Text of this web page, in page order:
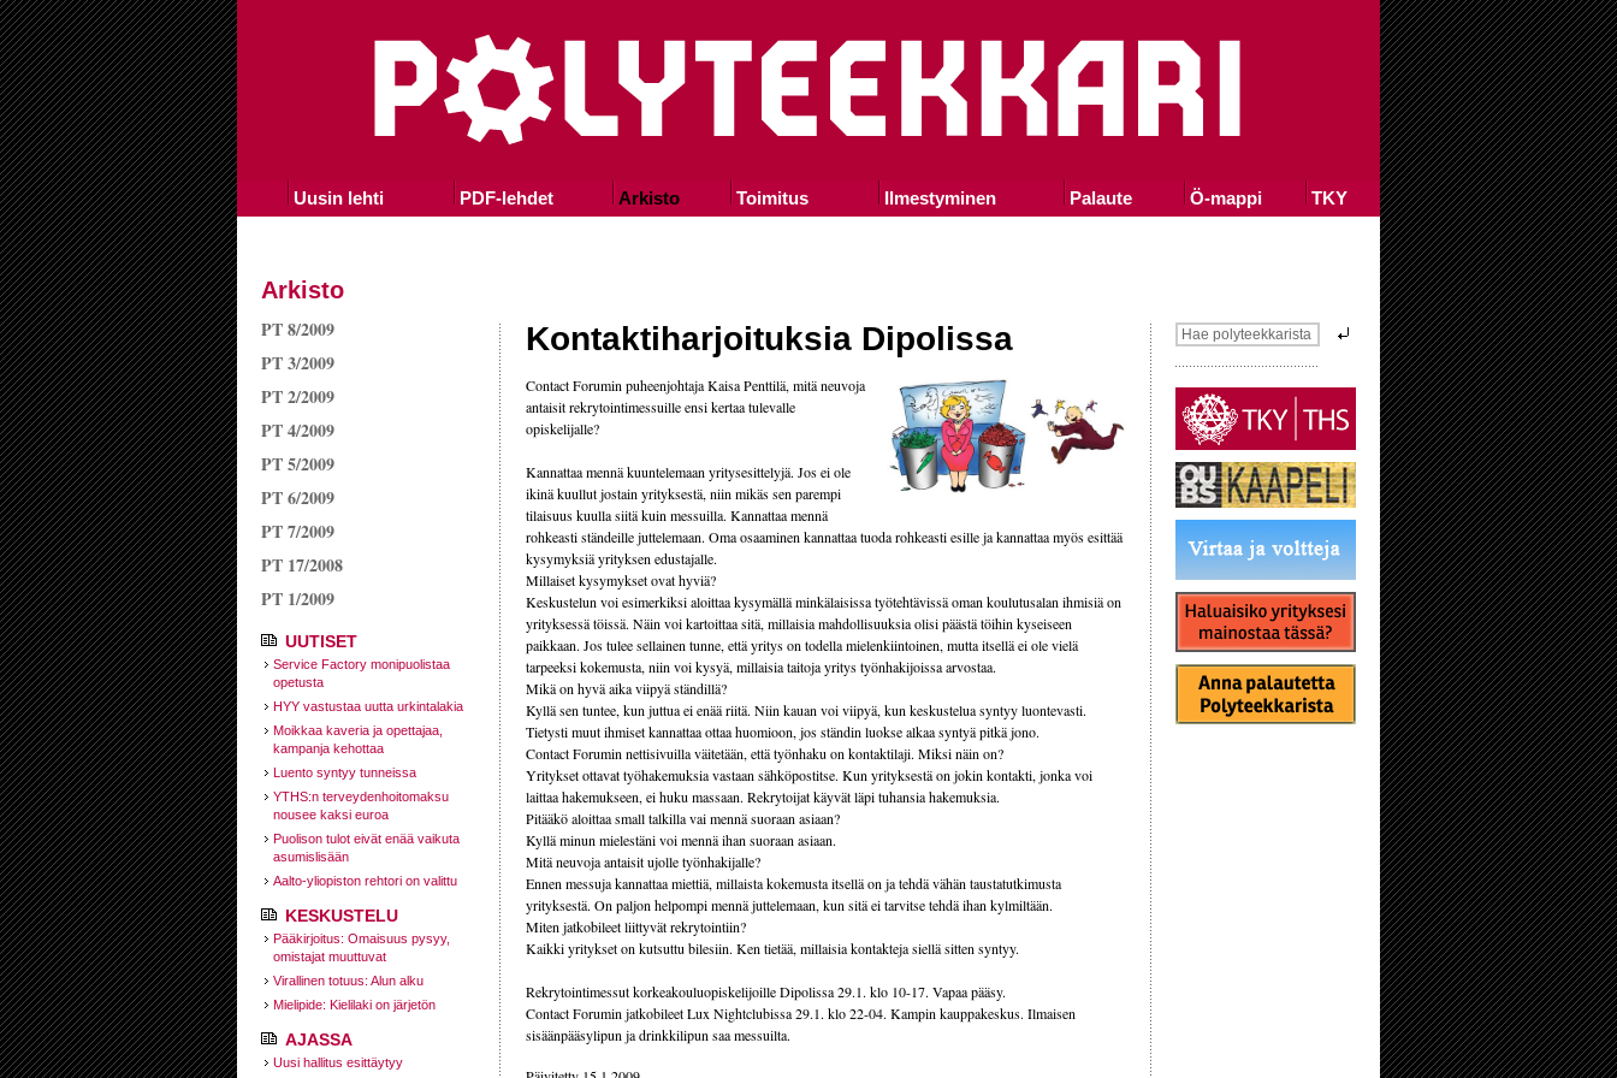
Uusin lehti PDF-lehdet Arkisto Toimitus Ilmestyminen Palaute Ö-mappi TKY
Arkisto
PT 8/2009
PT 3/2009
PT 2/2009
PT 4/2009
PT 5/2009
PT 6/2009
PT 7/2009
PT 17/2008
PT 1/2009
UUTISET
Service Factory monipuolistaa
opetusta
HYY vastustaa uutta urkintalakia
Moikkaa kaveria ja opettajaa,
kampanja kehottaa
Luento syntyy tunneissa
YTHS:n terveydenhoitomaksu
nousee kaksi euroa
Puolison tulot eivät enää vaikuta
asumislisään
Aalto-yliopiston rehtori on valittu
KESKUSTELU
Pääkirjoitus: Omaisuus pysyy,
omistajat muuttuvat
Virallinen totuus: Alun alku
Mielipide: Kielilaki on järjetön
AJASSA
Uusi hallitus esittäytyy
Kontaktiharjoituksia Dipolissa
Contact Forumin puheenjohtaja Kaisa Penttilä, mitä neuvoja
antaisit rekrytointimessuille ensi kertaa tulevalle
opiskelijalle?
Kannattaa mennä kuuntelemaan yritysesittelyjä. Jos ei ole
ikinä kuullut jostain yrityksestä, niin mikäs sen parempi
tilaisuus kuulla siitä kuin messuilla. Kannattaa mennä
rohkeasti ständeille juttelemaan. Oma osaaminen kannattaa tuoda rohkeasti esille ja kannattaa myös esittää
kysymyksiä yrityksen edustajalle.
Millaiset kysymykset ovat hyviä?
Keskustelun voi esimerkiksi aloittaa kysymällä minkälaisissa työtehtävissä oman koulutusalan ihmisiä on
yrityksessä töissä. Näin voi kartoittaa sitä, millaisia mahdollisuuksia olisi päästä töihin kyseiseen
paikkaan. Jos tulee sellainen tunne, että yritys on todella mielenkiintoinen, mutta itsellä ei ole vielä
tarpeeksi kokemusta, niin voi kysyä, millaisia taitoja yritys työnhakijoissa arvostaa.
Mikä on hyvä aika viipyä ständillä?
Kyllä sen tuntee, kun juttua ei enää riitä. Niin kauan voi viipyä, kun keskustelua syntyy luontevasti.
Tietysti muut ihmiset kannattaa ottaa huomioon, jos ständin luokse alkaa syntyä pitkä jono.
Contact Forumin nettisivuilla väitetään, että työnhaku on kontaktilaji. Miksi näin on?
Yritykset ottavat työhakemuksia vastaan sähköpostitse. Kun yrityksestä on jokin kontakti, jonka voi
laittaa hakemukseen, ei huku massaan. Rekrytoijat käyvät läpi tuhansia hakemuksia.
Pitääkö aloittaa small talkilla vai mennä suoraan asiaan?
Kyllä minun mielestäni voi mennä ihan suoraan asiaan.
Mitä neuvoja antaisit ujolle työnhakijalle?
Ennen messuja kannattaa miettiä, millaista kokemusta itsellä on ja tehdä vähän taustatutkimusta
yrityksestä. On paljon helpompi mennä juttelemaan, kun sitä ei tarvitse tehdä ihan kylmiltään.
Miten jatkobileet liittyvät rekrytointiin?
Kaikki yritykset on kutsuttu bilesiin. Ken tietää, millaisia kontakteja siellä sitten syntyy.
Rekrytointimessut korkeakouluopiskelijoille Dipolissa 29.1. klo 10-17. Vapaa pääsy.
Contact Forumin jatkobileet Lux Nightclubissa 29.1. klo 22-04. Kampin kauppakeskus. Ilmaisen
sisäänpääsylipun ja drinkkilipun saa messuilta.